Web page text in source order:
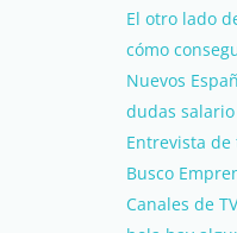
El otro lado
cómo
Nuevos
dudas
Entrevista
Busco
Canales de